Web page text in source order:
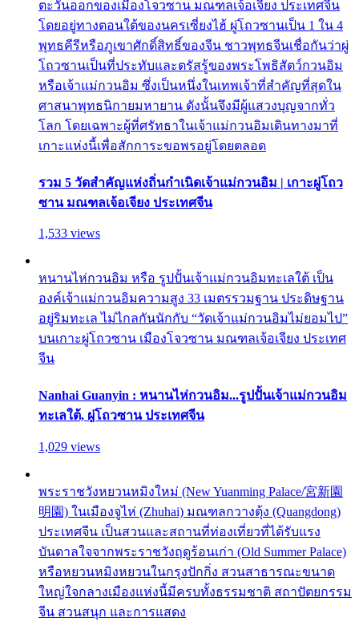
ตะวันออกของเมืองโจวซาน มณฑลเจ้อเจียง ประเทศจีน
โดยอยู่ทางตอนใต้ของนครเซี่ยงไฮ้ ผู่โถวซานเป็น 1 ใน 4
พุทธคีรีหรือภูเขาศักดิ์สิทธิ์ของจีน ชาวพุทธจีนเชื่อกันว่าผู่
โถวซานเป็นที่ประทับและตรัสรู้ของพระโพธิสัตว์กวนอิม
หรือเจ้าแม่กวนอิม ซึ่งเป็นหนึ่งในเทพเจ้าที่สำคัญที่สุดใน
ศาสนาพุทธนิกายมหายาน ดังนั้นจึงมีผู้แสวงบุญจากทั่ว
โลก โดยเฉพาะผู้ที่ศรัทธาในเจ้าแม่กวนอิมเดินทางมาที่
เกาะแห่งนี้เพื่อสักการะขอพรอยู่โดยตลอด
รวม 5 วัดสำคัญแห่งถิ่นกำเนิดเจ้าแม่กวนอิม | เกาะผู่โถว
ซาน มณฑลเจ้อเจียง ประเทศจีน
1,533 views
หนานไห่กวนอิม หรือ รูปปั้นเจ้าแม่กวนอิมทะเลใต้ เป็น
องค์เจ้าแม่กวนอิมความสูง 33 เมตรรวมฐาน ประดิษฐาน
อยู่ริมทะเล ไม่ไกลกันนักกับ “วัดเจ้าแม่กวนอิมไม่ยอมไป”
บนเกาะผู่โถวซาน เมืองโจวซาน มณฑลเจ้อเจียง ประเทศ
จีน
Nanhai Guanyin : หนานไห่กวนอิม...รูปปั้นเจ้าแม่กวนอิม
ทะเลใต้, ผู่โถวซาน ประเทศจีน
1,029 views
พระราชวังหยวนหมิงใหม่ (New Yuanming Palace/宮新園
明園) ในเมืองจูไห่ (Zhuhai) มณฑลกวางตุ้ง (Quangdong)
ประเทศจีน เป็นสวนและสถานที่ท่องเที่ยวที่ได้รับแรง
บันดาลใจจากพระราชวังฤดูร้อนเก่า (Old Summer Palace)
หรือหยวนหมิงหยวนในกรุงปักกิ่ง สวนสาธารณะขนาด
ใหญ่ใจกลางเมืองแห่งนี้มีครบทั้งธรรมชาติ สถาปัตยกรรม
จีน สวนสนุก และการแสดง